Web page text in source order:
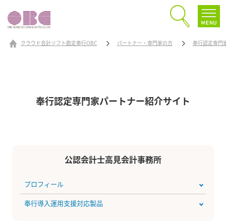
クラウド会計ソフト勘定奉行OBC パートナー・専門家の方 奉行認定専門
奉行認定専門家パートナー紹介サイト
公認会計士高見会計事務所
プロフィール
奉行導入運用支援対応製品